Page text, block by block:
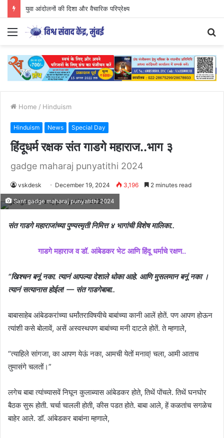
युवा आंदोलनों की दिशा और वैचारिक परिप्रेक्ष्य
Menu
Home / Hinduism
Hinduism News Special Day
हिंदूधर्म रक्षक संत गाडगे महाराज..भाग ३
gadge maharaj punyatithi 2024
vskdesk December 19, 2024 3,196 2 minutes read
Sant gadge maharaj punyatithi 2024
संत गाडगे महाराजांच्या पुण्यस्मृती निमित्त ४ भागांची विशेष मालिका..
गाडगे महाराज व डॉ. आंबेडकर भेट आणि हिंदू धर्माचे रक्षण..
“खिश्चन बनूं नका. त्यानं आपल्या देशाले धोका आहे. आणि मुसलमान बनूं नका ।
त्यानं सत्यानास होईल! — संत गाडगेबाबा..
बाबासाहेब आंबेडकरांच्या धर्मांतराविषयीचे बाबांच्या कानी आलें होतें. पण आपण होऊन
त्यांशी कसे बोलावें, असें अस्वस्थपण बाबांच्या मनी दाटले होतें. ते म्हणाले,
“त्याहिले सांगजा, का आपण येऊं नका, आमची येतों मनाव्! चला, आमी आताच
तुमासंगे चलतों।”
लगेच बाबा त्यांच्यासवें निघून कुलाब्यास आंबेडकर होते, तिथें पोंचले. तिथें घनघोर
बैठक सुरू होती. चर्चा चालली होती, कीस पडत होते. बाबा आले, हें कळतांच सगळेच
बाहेर आले. डॉ. आंबेडकर बाबांना म्हणाले,